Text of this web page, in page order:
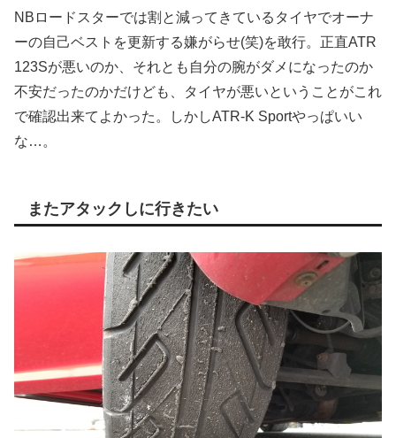
NBロードスターでは割と減ってきているタイヤでオーナ
ーの自己ベストを更新する嫌がらせ(笑)を敢行。正直ATR
123Sが悪いのか、それとも自分の腕がダメになったのか
不安だったのかだけども、タイヤが悪いということがこれ
で確認出来てよかった。しかしATR-K Sportやっぱいい
な…。
またアタックしに行きたい